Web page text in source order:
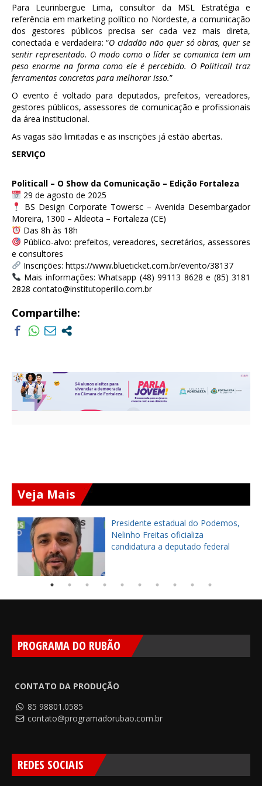
Para Leurinbergue Lima, consultor da MSL Estratégia e
referência em marketing político no Nordeste, a comunicação
dos gestores públicos precisa ser cada vez mais direta,
conectada e verdadeira: “O cidadão não quer sóobras, quer se
sentir representado. O modo como o líder se comunica tem um
peso enorme na forma como eleépercebido. O Politicall traz
ferramentas concretas para melhorar isso.”
O evento é voltado para deputados, prefeitos, vereadores,
gestores públicos, assessores de comunicação e profissionais
da área institucional.
As vagas são limitadas e as inscrições já estão abertas.
SERVIÇO
Politicall – O Show da Comunicação – Edição Fortaleza
29 de agosto de 2025
BS Design Corporate Towersc – Avenida Desembargador
Moreira, 1300 – Aldeota – Fortaleza (CE)
Das 8h às 18h
Público-alvo: prefeitos, vereadores, secretários, assessores
e consultores
Inscrições: https://www.blueticket.com.br/evento/38137
Mais informações: Whatsapp (48) 99113 8628 e (85) 3181
2828 contato@institutoperillo.com.br
Compartilhe:
Veja Mais
Presidente estadual do Podemos,
Nelinho Freitas oficializa
candidatura a deputado federal
PROGRAMA DO RUBÃO
CONTATO DA PRODUÇÃO
85 98801.0585
contato@programadorubao.com.br
REDES SOCIAIS